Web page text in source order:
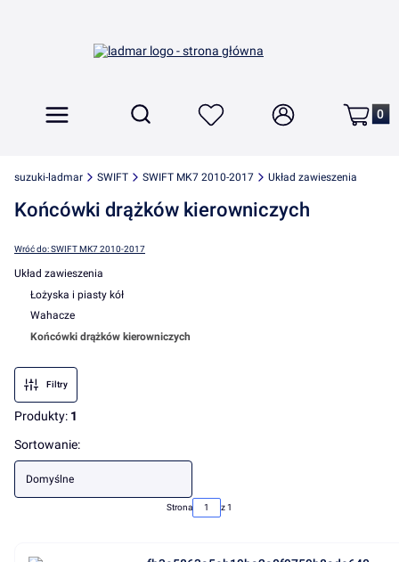
Menu Otwórz wyszukiwarkę
Szukaj Ulubione Zaloguj się Koszyk
suzuki-ladmar SWIFT SWIFT MK7 2010-2017 Układ zawieszenia
Końcówki drążków kierowniczych
Wróć do: SWIFT MK7 2010-2017
Układ zawieszenia
Łożyska i piasty kół
Wahacze
Końcówki drążków kierowniczych
Filtry
Produkty: 1
Lista produktów
Sortowanie:
Domyślne
Strona z 1